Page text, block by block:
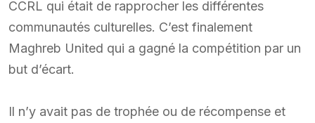
CCRL qui était de rapprocher les différentes
communautés culturelles. C’est finalement
Maghreb United qui a gagné la compétition par un
but d’écart.
Il n’y avait pas de trophée ou de récompense et